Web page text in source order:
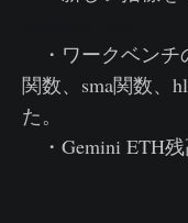
・ワークベンチ
関数、sma関数、
た。
・Gemini ETH残